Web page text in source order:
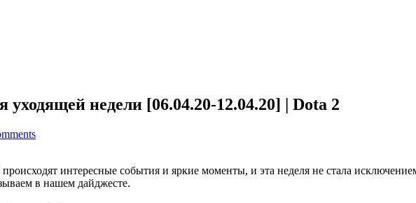
недели [06.04.20-12.04.20] | Dota 2
интересные события и яркие моменты, и эта неделя не стала
в нашем дайджесте.